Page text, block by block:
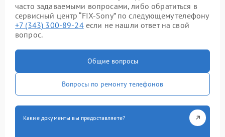
часто задаваемыми вопросами, либо обратиться в
сервисный центр “FIX-Sony” по следующему телефону
+7 (343) 300-89-24если не нашли ответ на свой
вопрос.
Общие вопросы
Вопросы по ремонту телефонов
Какие документы вы предоставляете?